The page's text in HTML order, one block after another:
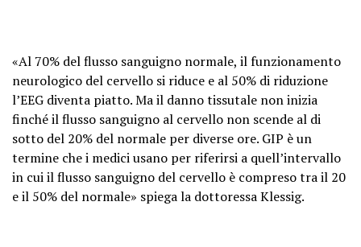
«Al 70% del flusso sanguigno normale, il funzionamento
neurologico del cervello si riduce e al 50% di riduzione
l’EEG diventa piatto. Ma il danno tissutale non inizia
finché il flusso sanguigno al cervello non scende al di
sotto del 20% del normale per diverse ore. GIP è un
termine che i medici usano per riferirsi a quell’intervallo
in cui il flusso sanguigno del cervello è compreso tra il 20
e il 50% del normale» spiega la dottoressa Klessig.